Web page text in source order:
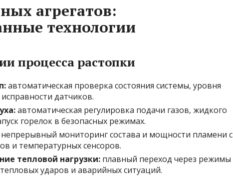
агрегатов:
технологии
процесса растопки
автоматическая проверка состояния системы, уровня
датчиков.
автоматическая регулировка подачи газов, жидкого
горелок в безопасных режимах.
непрерывный мониторинг состава и мощности пламени с
и температурных сенсоров.
тепловой нагрузки: плавный переход через режимы
ударов и аварийных ситуаций.